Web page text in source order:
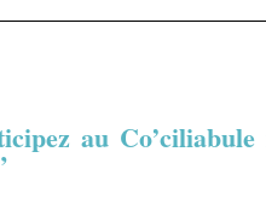
au